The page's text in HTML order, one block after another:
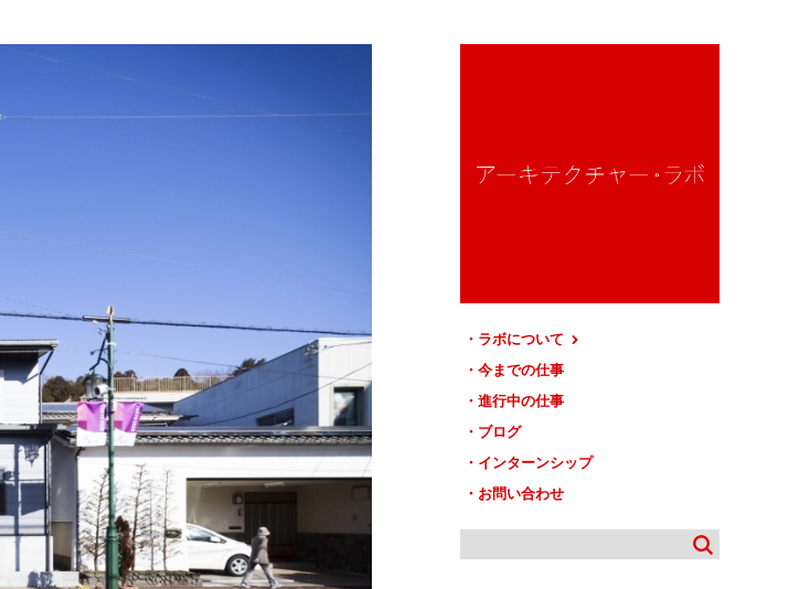
ラボについて
今までの仕事
進行中の仕事
ブログ
インターンシップ
お問い合わせ